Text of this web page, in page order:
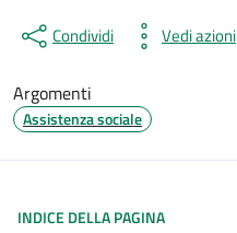
Condividi Vedi azioni
Argomenti
Assistenza sociale
INDICE DELLA PAGINA